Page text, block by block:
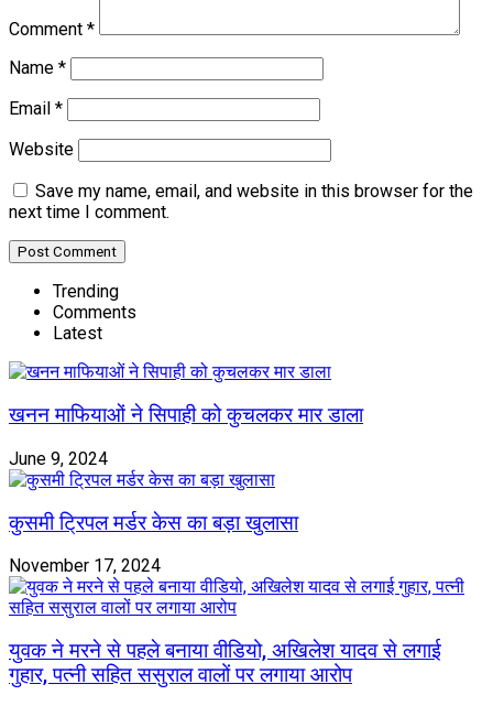
Comment *
Name *
Email *
Website
Save my name, email, and website in this browser for the
next time I comment.
Trending
Comments
Latest
खनन माफियाओं ने सिपाही को कुचलकर मार डाला
June 9, 2024
कुसमी ट्रिपल मर्डर केस का बड़ा खुलासा
November 17, 2024
युवक ने मरने से पहले बनाया वीडियो, अखिलेश यादव से लगाई
गुहार, पत्नी सहित ससुराल वालों पर लगाया आरोप